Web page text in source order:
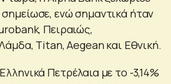
ενώ σημαντικά ήταν
Πειραιώς,
Titan, Aegean και Εθνική.
Πετρέλαια με το -3,14%